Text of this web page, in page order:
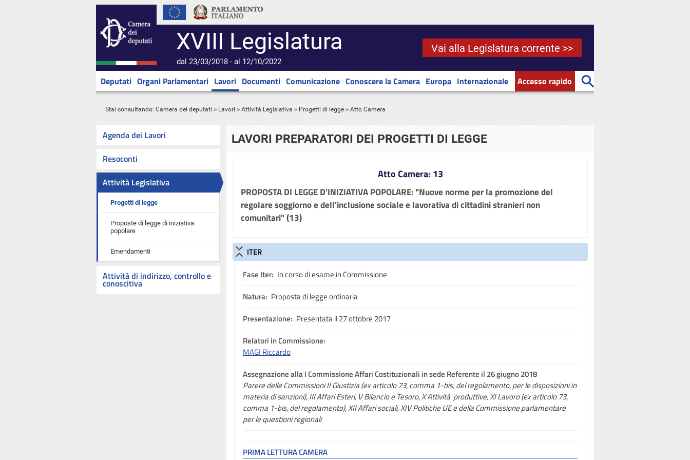
XVIII Legislatura
dal 23/03/2018 - al 12/10/2022
Vai alla Legislatura corrente >>
Deputati Organi Parlamentari Lavori Documenti Comunicazione Conoscere la Camera Europa Internazionale Accesso rapido
Stai consultando: Camera dei deputati > Lavori > Attività Legislativa > Progetti di legge > Atto Camera
Agenda dei Lavori
Resoconti
Attività Legislativa
Progetti di legge
Proposte di legge di iniziativa
popolare
Emendamenti
Attività di indirizzo, controllo e
conoscitiva
LAVORI PREPARATORI DEI PROGETTI DI LEGGE
Atto Camera: 13
PROPOSTA DI LEGGE D'INIZIATIVA POPOLARE: "Nuove norme per la promozione del
regolare soggiorno e dell'inclusione sociale e lavorativa di cittadini stranieri non
comunitari" (13)
ITER
Fase Iter: In corso di esame in Commissione
Natura: Proposta di legge ordinaria
Presentazione: Presentata il 27 ottobre 2017
Relatori in Commissione:
MAGI Riccardo
Assegnazionealla I Commissione Affari Costituzionali in sede Referente il 26 giugno 2018
Parere delle Commissioni II Giustizia (ex articolo 73, comma 1-bis, del regolamento, per le disposizioni in
materia di sanzioni), III Affari Esteri, V Bilancio e Tesoro, X Attività produttive, XI Lavoro (ex articolo 73,
comma 1-bis, del regolamento), XII Affari sociali, XIV Politiche UE e della Commissione parlamentare
per le questioni regionali
PRIMA LETTURA CAMERA